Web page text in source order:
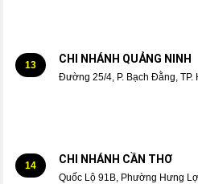
13 CHI NHÁNH QUẢNG NINH
Đường 25/4, P. Bạch Đằng, TP.
14 CHI NHÁNH CẦN THƠ
Quốc Lộ 91B, Phường Hưng